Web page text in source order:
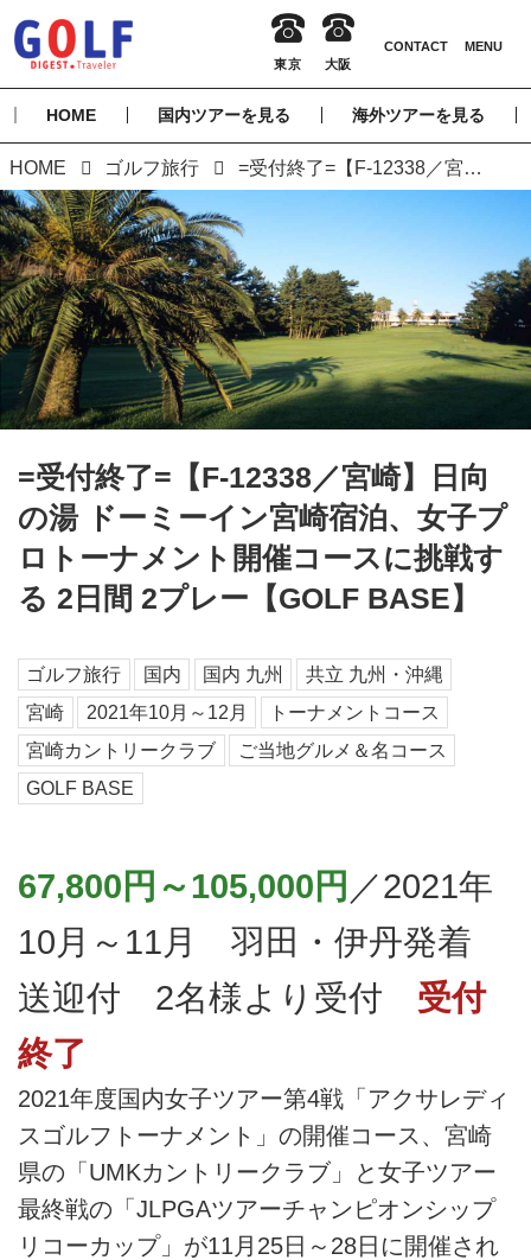
HOME 国内ツアーを見る 海外ツアーを見る
HOME ゴルフ旅行 =受付終了=【F-12338／宮崎】日向の湯 ドーミーイン宮崎宿泊、女子プロトーナメント開催コースに挑戦する 2日間 2プレー【GOLF BASE】
=受付終了=【F-12338／宮崎】日向
の湯 ドーミーイン宮崎宿泊、女子プ
ロトーナメント開催コースに挑戦す
る 2日間 2プレー【GOLF BASE】
ゴルフ旅行 国内 国内 九州
共立 九州・沖縄
宮崎
2021年10月～12月
トーナメントコース
宮崎カントリークラブ
ご当地グルメ＆名コース
GOLF BASE
67,800円～105,000円 ／2021年
10月～11月 羽田・伊丹発着
送迎付 2名様より受付 受付
終了
2021年度国内女子ツアー第4戦「アクサレディ
スゴルフトーナメント」の開催コース、宮崎
県の「UMKカントリークラブ」と女子ツアー
最終戦の「JLPGAツアーチャンピオンシップ
リコーカップ」が11月25日～28日に開催され